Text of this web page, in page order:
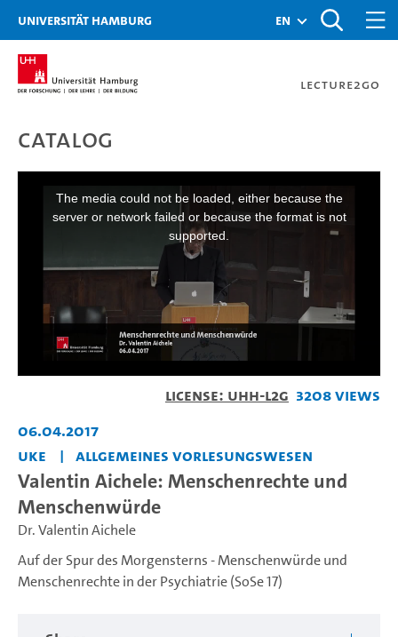
Zur Metanavigation
Zur Hauptnavigation
Zur Suche
Zum Inhalt
Zum Seitenfuss
Universität Hamburg en
Lecture2Go
Valentin Aichele:
Catalog
The media could not be loaded, either because the
server or network failed or because the format is not
supported.
License: UHH-L2G 3208 Views
06.04.2017
UKE
Allgemeines Vorlesungswesen
Valentin Aichele: Menschenrechte und
Menschenwürde
Dr. Valentin Aichele
Auf der Spur des Morgensterns - Menschenwürde und
Menschenrechte in der Psychiatrie (SoSe 17)